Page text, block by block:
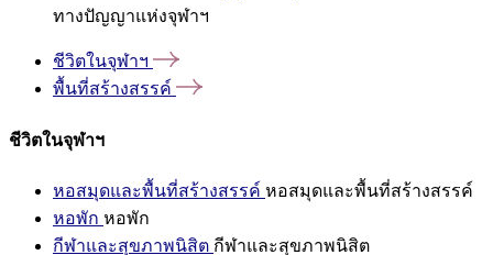
ทางปัญญาแห่งจุฬาฯ
ชีวิตในจุฬาฯ
พื้นที่สร้างสรรค์
ชีวิตในจุฬาฯ
หอสมุดและพื้นที่สร้างสรรค์ หอสมุดและพื้นที่สร้างสรรค์
หอพัก หอพัก
กีฬาและสุขภาพนิสิต กีฬาและสุขภาพนิสิต